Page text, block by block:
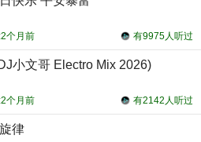
有9975人听过
个月前
小文哥 Electro Mix 2026)
有2142人听过
个月前
律